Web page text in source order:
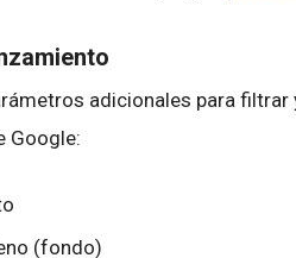
adicionales para filtrar
Google:
(fondo)